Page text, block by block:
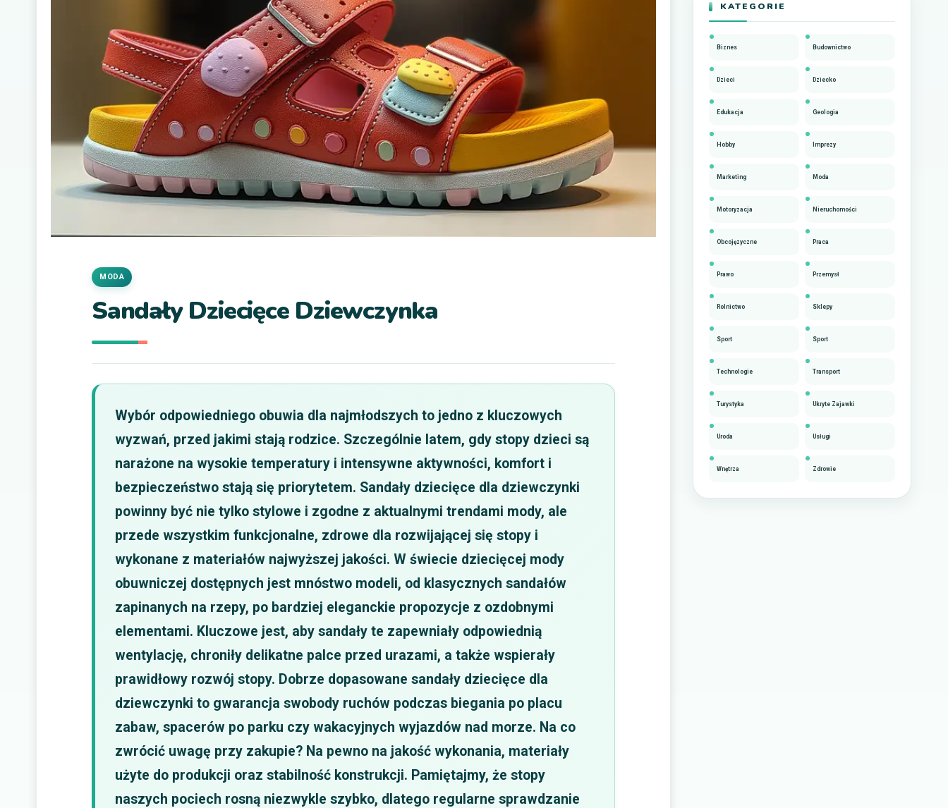
Sandały Dziecięce Dziewczynka
MODA
Wybór odpowiedniego obuwia dla najmłodszych to jedno z kluczowych
wyzwań, przed jakimi stają rodzice. Szczególnie latem, gdy stopy dzieci są
narażone na wysokie temperatury i intensywne aktywności, komfort i
bezpieczeństwo stają się priorytetem. Sandały dziecięce dla dziewczynki
powinny być nie tylko stylowe i zgodne z aktualnymi trendami mody, ale
przede wszystkim funkcjonalne, zdrowe dla rozwijającej się stopy i
wykonane z materiałów najwyższej jakości. W świecie dziecięcej mody
obuwniczej dostępnych jest mnóstwo modeli, od klasycznych sandałów
zapinanych na rzepy, po bardziej eleganckie propozycje z ozdobnymi
elementami. Kluczowe jest, aby sandały te zapewniały odpowiednią
wentylację, chroniły delikatne palce przed urazami, a także wspierały
prawidłowy rozwój stopy. Dobrze dopasowane sandały dziecięce dla
dziewczynki to gwarancja swobody ruchów podczas biegania po placu
zabaw, spacerów po parku czy wakacyjnych wyjazdów nad morze. Na co
zwrócić uwagę przy zakupie? Na pewno na jakość wykonania, materiały
użyte do produkcji oraz stabilność konstrukcji. Pamiętajmy, że stopy
naszych pociech rosną niezwykle szybko, dlatego regularne sprawdzanie
KATEGORIE
Biznes Budownictwo
Dzieci Dziecko
Edukacja Geologia
Hobby Imprezy
Marketing Moda
Motoryzacja Nieruchomości
Obcojęzyczne Praca
Prawo Przemysł
Rolnictwo Sklepy
Sport Sport
Technologie Transport
Turystyka Ukryte Zajawki
Uroda Usługi
Wnętrza Zdrowie